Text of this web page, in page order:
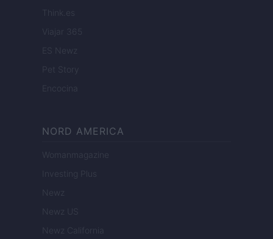
Think.es
Viajar 365
ES Newz
Pet Story
Encocina
NORD AMERICA
Womanmagazine
Investing Plus
Newz
Newz US
Newz California